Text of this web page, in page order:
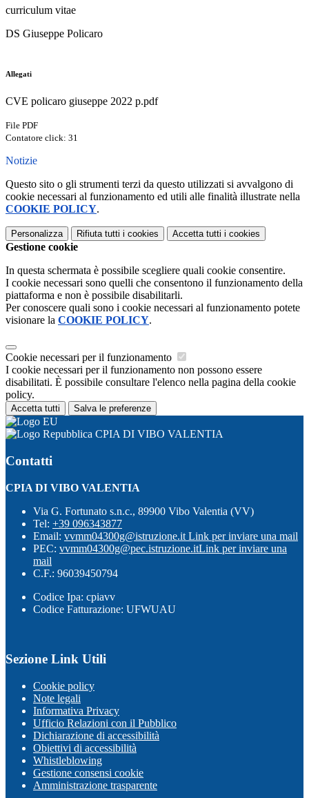
curriculum vitae
DS Giuseppe Policaro
Allegati
CVE policaro giuseppe 2022 p.pdf
File PDF
Contatore click: 31
Notizie
Questo sito o gli strumenti terzi da questo utilizzati si avvalgono di
cookie necessari al funzionamento ed utili alle finalità illustrate nella
COOKIE POLICY.
Personalizza Rifiuta tutti i cookies Accetta tutti i cookies
Gestione cookie
In questa schermata è possibile scegliere quali cookie consentire.
I cookie necessari sono quelli che consentono il funzionamento della
piattaforma e non è possibile disabilitarli.
Per conoscere quali sono i cookie necessari al funzionamento potete
visionare la COOKIE POLICY.
Cookie necessari per il funzionamento
I cookie necessari per il funzionamento non possono essere
disabilitati. È possibile consultare l'elenco nella pagina della cookie
policy.
Accetta tutti Salva le preferenze
CPIA DI VIBO VALENTIA
Contatti
CPIA DI VIBO VALENTIA
Via G. Fortunato s.n.c., 89900 Vibo Valentia (VV)
Tel: +39 096343877
Email: vvmm04300g@istruzione.it Link per inviare una mail
PEC: vvmm04300g@pec.istruzione.itLink per inviare una
mail
C.F.: 96039450794
Codice Ipa: cpiavv
Codice Fatturazione: UFWUAU
Sezione Link Utili
Cookie policy
Note legali
Informativa Privacy
Ufficio Relazioni con il Pubblico
Dichiarazione di accessibilità
Obiettivi di accessibilità
Whistleblowing
Gestione consensi cookie
Amministrazione trasparente